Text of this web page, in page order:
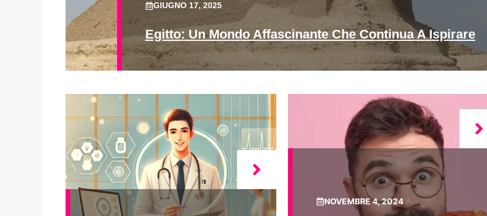
GIUGNO 17, 2025
Egitto: Un Mondo Affascinante Che Continua A Ispirare
NOVEMBRE 4, 2024